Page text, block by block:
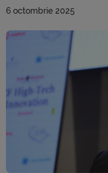
6 octombrie 2025